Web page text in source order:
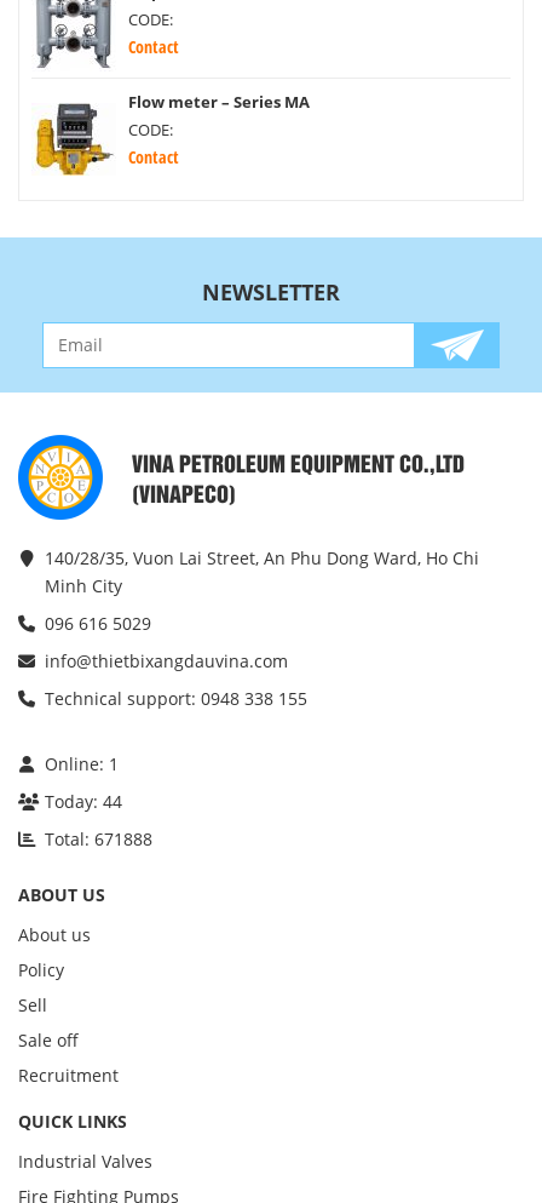
CODE:
Contact
Flow meter – Series MA
CODE:
Contact
NEWSLETTER
VINA PETROLEUM EQUIPMENT CO.,LTD
(VINAPECO)
140/28/35, Vuon Lai Street, An Phu Dong Ward, Ho Chi
Minh City
096 616 5029
info@thietbixangdauvina.com
Technical support: 0948 338 155
Online: 1
Today: 44
Total: 671888
ABOUT US
About us
Policy
Sell
Sale off
Recruitment
QUICK LINKS
Industrial Valves
Fire Fighting Pumps